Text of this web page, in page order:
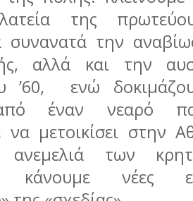
της
συνανατά την
αλλά και την
’60, ενώ
έναν νεαρό
να μετοικίσει στην
των
κάνουμε νέες